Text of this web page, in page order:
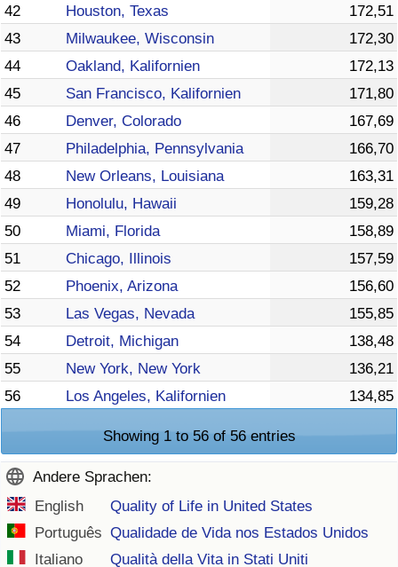
42
Houston, Texas
172,51
43
Milwaukee, Wisconsin
172,30
44
Oakland, Kalifornien
172,13
45
San Francisco, Kalifornien
171,80
46
Denver, Colorado
167,69
47
Philadelphia, Pennsylvania
166,70
48
New Orleans, Louisiana
163,31
49
Honolulu, Hawaii
159,28
50
Miami, Florida
158,89
51
Chicago, Illinois
157,59
52
Phoenix, Arizona
156,60
53
Las Vegas, Nevada
155,85
54
Detroit, Michigan
138,48
55
New York, New York
136,21
56
Los Angeles, Kalifornien 134,85
Showing 1 to 56 of 56 entries
Andere Sprachen:
English
Quality of Life in United States
Português Qualidade de Vida nos Estados Unidos
Italiano
Qualità della Vita in Stati Uniti